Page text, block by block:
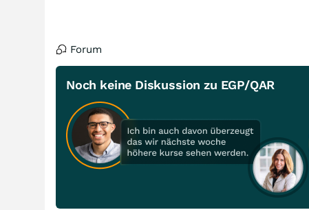
Forum
Noch keine Diskussion zu EGP/QAR